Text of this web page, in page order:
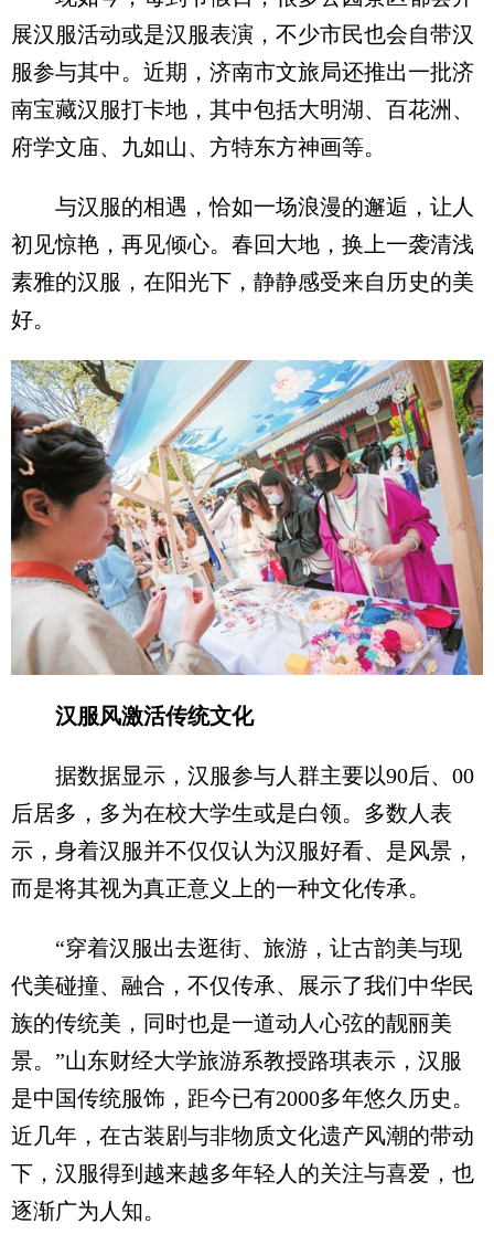
展汉服活动或是汉服表演，不少市民也会自带汉
服参与其中。近期，济南市文旅局还推出一批济
南宝藏汉服打卡地，其中包括大明湖、百花洲、
府学文庙、九如山、方特东方神画等。
与汉服的相遇，恰如一场浪漫的邂逅，让人
初见惊艳，再见倾心。春回大地，换上一袭清浅
素雅的汉服，在阳光下，静静感受来自历史的美
好。
汉服风激活传统文化
据数据显示，汉服参与人群主要以90后、00
后居多，多为在校大学生或是白领。多数人表
示，身着汉服并不仅仅认为汉服好看、是风景，
而是将其视为真正意义上的一种文化传承。
“穿着汉服出去逛街、旅游，让古韵美与现
代美碰撞、融合，不仅传承、展示了我们中华民
族的传统美，同时也是一道动人心弦的靓丽美
景。”山东财经大学旅游系教授路琪表示，汉服
是中国传统服饰，距今已有2000多年悠久历史。
近几年，在古装剧与非物质文化遗产风潮的带动
下，汉服得到越来越多年轻人的关注与喜爱，也
逐渐广为人知。